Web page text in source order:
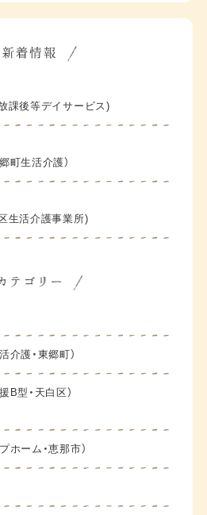
課後等デイサービス)
町生活介護）
生活介護事業所)
介護・東郷町）
B型・天白区）
ホーム・恵那市）